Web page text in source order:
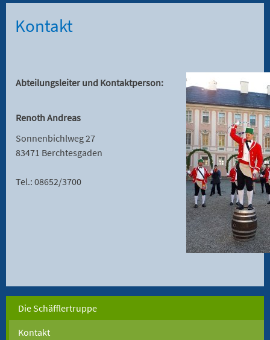
Kontakt
Abteilungsleiter und Kontaktperson:
Renoth Andreas
Sonnenbichlweg 27
83471 Berchtesgaden
Tel.: 08652/3700
Die Schäfflertruppe
Kontakt